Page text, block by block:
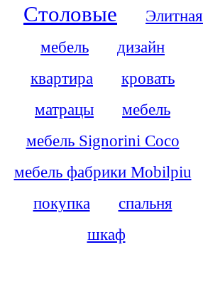
Столовые
Элитная
мебель
дизайн
квартира
кровать
матрацы
мебель
мебель Signorini Coco
мебель фабрики Mobilpiu
покупка
спальня
шкаф